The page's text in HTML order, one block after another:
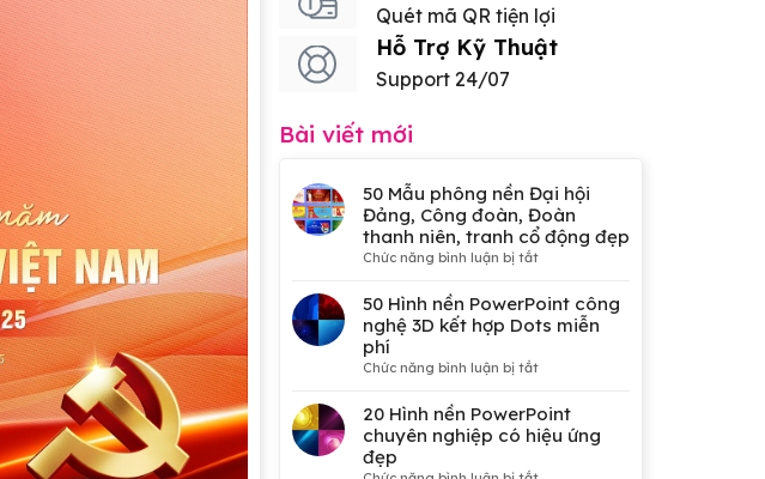
Quét mã QR tiện lợi
Hỗ Trợ Kỹ Thuật
Support 24/07
Bài viết mới
50 Mẫu phông nền Đại hội
Đảng, Công đoàn, Đoàn
thanh niên, tranh cổ động đẹp
Chức năng bình luận bị tắtở
Mẫu
phông
Công
đoàn,
50 Hình nền PowerPoint công
nghệ 3D kết hợp Dots miễn
phí
Chức năng bình luận bị tắtở
Hình
nền
PowerPoint
20 Hình nền PowerPoint
chuyên nghiệp có hiệu ứng
đẹp